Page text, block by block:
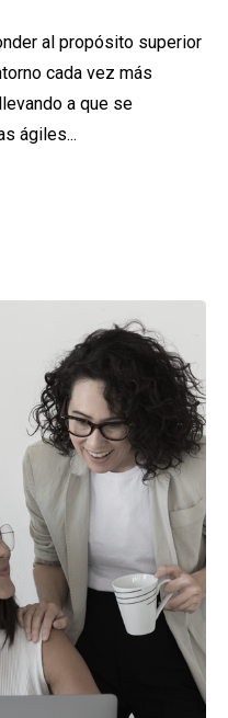
al propósito superior
cada vez más
a que se
ágiles...